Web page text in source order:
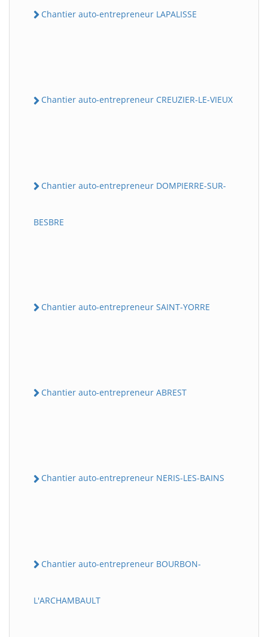
Chantier auto-entrepreneur LAPALISSE
Chantier auto-entrepreneur CREUZIER-LE-VIEUX
Chantier auto-entrepreneur DOMPIERRE-SUR-
BESBRE
Chantier auto-entrepreneur SAINT-YORRE
Chantier auto-entrepreneur ABREST
Chantier auto-entrepreneur NERIS-LES-BAINS
Chantier auto-entrepreneur BOURBON-
L'ARCHAMBAULT